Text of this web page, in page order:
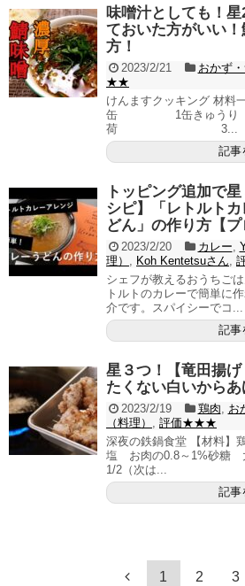
味噌汁としても！
ておいた方がいい
方！
2023/2/21 おかず
★★
けんますクッキング 材料
缶 1缶きゅ
荷 3...
記事
トッピング追加で
シピ】「レトルト
どん」の作り方【プ
2023/2/20 カレー
理）
Koh Kentetsuさん
シェフが教えるおうちご
トルトのカレーで簡単に
介です。スパイシーでコ...
記事
星３つ！【竜田揚
たくない白いからあ
2023/2/19 鶏肉 お
（料理）
評価★★★
深夜の鉄鍋食堂 【材料】
塩 お肉の0.8～1%砂糖
1/2（次は...
記事
1 2 3